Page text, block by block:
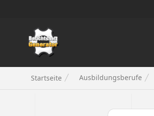
Berichtsheft Generator
Startseite Ausbildungsberufe